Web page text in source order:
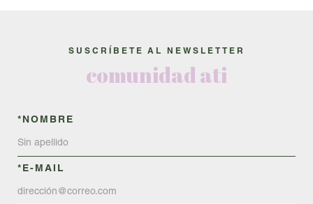
SUSCRÍBETE AL NEWSLETTER
comunidad ati
*NOMBRE
*E-MAIL